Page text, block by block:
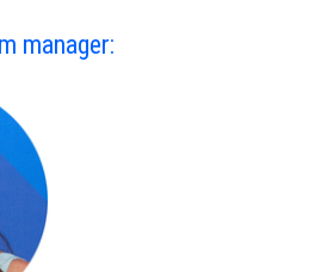
manager: